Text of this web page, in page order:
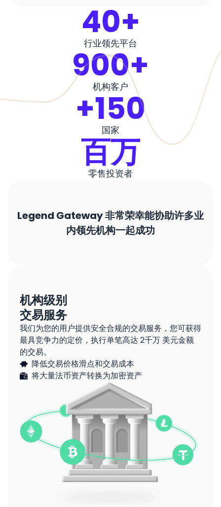
40+
行业领先平台
900+
机构客户
+150
国家
百万
零售投资者
Legend Gateway 非常荣幸能协助许多业
内领先机构一起成功
机构级别
交易服务
我们为您的用户提供安全合规的交易服务，您可获得
最具竞争力的定价，执行单笔高达 2千万 美元金额
的交易。
降低交易价格滑点和交易成本
将大量法币资产转换为加密资产